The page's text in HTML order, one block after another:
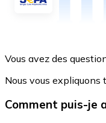
Vous avez des
Nous vous expliquons
Comment puis-je